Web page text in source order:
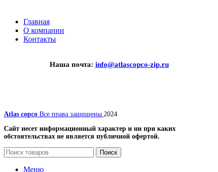
Главная
О компании
Контакты
Наша почта: info@atlascopco-zip.ru
Atlas copco Все права защищены 2024
Сайт несет информационный характер и ни при каких
обстоятельствах не является публичной офертой.
Поиск
Меню